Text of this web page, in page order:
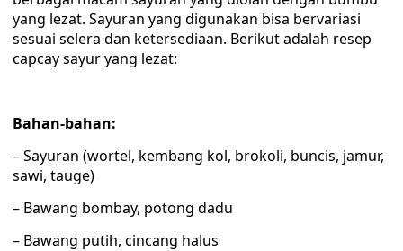
yang lezat. Sayuran yang digunakan bisa bervariasi
sesuai selera dan ketersediaan. Berikut adalah resep
capcay sayur yang lezat:
Bahan-bahan:
– Sayuran (wortel, kembang kol, brokoli, buncis, jamur,
sawi, tauge)
– Bawang bombay, potong dadu
– Bawang putih, cincang halus